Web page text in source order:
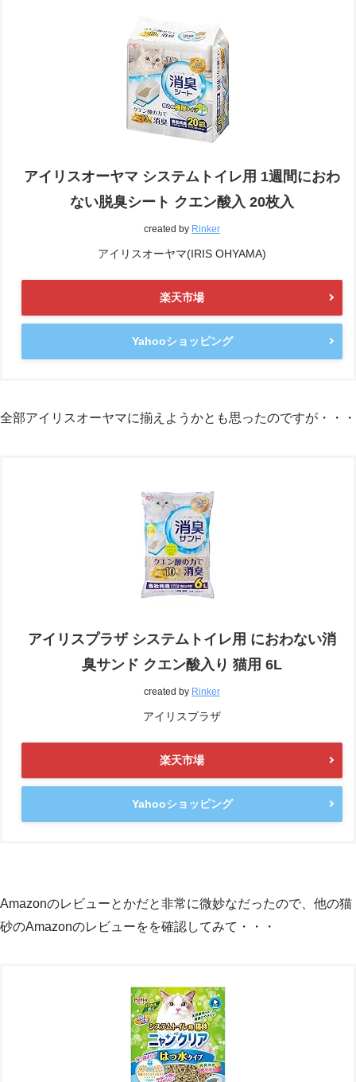
アイリスオーヤマ システムトイレ用 1週間におわ
ない脱臭シート クエン酸入 20枚入
created by Rinker
アイリスオーヤマ(IRIS OHYAMA)
楽天市場
Yahooショッピング
全部アイリスオーヤマに揃えようかとも思ったのですが・・・
アイリスプラザ システムトイレ用 におわない消
臭サンド クエン酸入り 猫用 6L
created by Rinker
アイリスプラザ
楽天市場
Yahooショッピング
Amazonのレビューとかだと非常に微妙なだったので、他の猫
砂のAmazonのレビューをを確認してみて・・・